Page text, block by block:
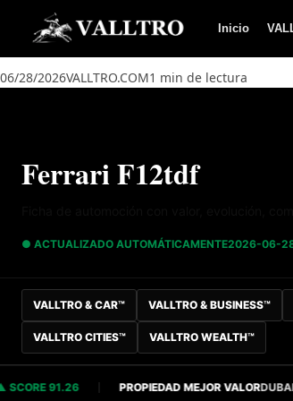
Saltar al contenido
Inicio
06/28/2026VALLTRO.COM1 min de lectura
Ferrari F12tdf
● ACTUALIZADO AUTOMÁTICAMENTE2026-06-
VALLTRO & CAR™ VALLTRO & BUSINESS™
VALLTRO CITIES™ VALLTRO WEALTH™
91.26 PROPIEDAD MEJOR VALORDUBAI